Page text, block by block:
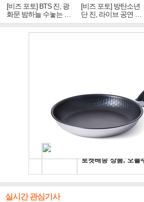
[비즈 포토] BTS 진, 광
화문 밤하늘 수놓는 '비
주얼 킹'의 열창
[비즈 포토] 방탄소년
단 진, 라이브 공연 중
빛나는 독보적 아우라
실시간 관심기사